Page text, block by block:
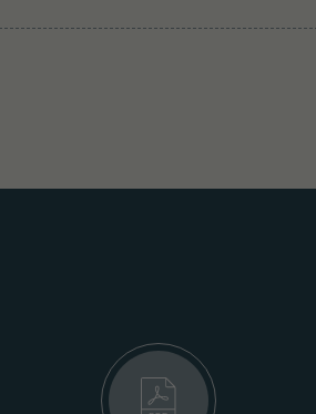
historische Speicherung Ihrer